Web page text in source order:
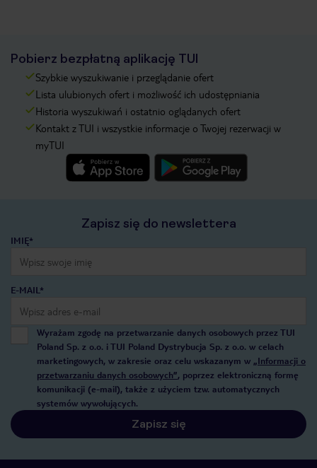
Pobierz bezpłatną aplikację TUI
Szybkie wyszukiwanie i przeglądanie ofert
Lista ulubionych ofert i możliwość ich udostępniania
Historia wyszukiwań i ostatnio oglądanych ofert
Kontakt z TUI i wszystkie informacje o Twojej rezerwacji w
myTUI
Zapisz się do newslettera
IMIĘ*
E-MAIL*
Wyrażam zgodę na przetwarzanie danych osobowych przez TUI
Poland Sp. z o.o. i TUI Poland Dystrybucja Sp. z o.o. w celach
marketingowych, w zakresie oraz celu wskazanym w „Informacji o
przetwarzaniu danych osobowych”, poprzez elektroniczną formę
komunikacji (e-mail), także z użyciem tzw. automatycznych
systemów wywołujących.
Zapisz się